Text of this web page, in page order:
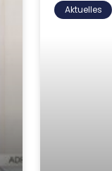
Aktuelles